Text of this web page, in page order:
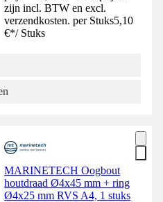
zijn incl. BTW en excl.
verzendkosten. per Stuks5,10
€*/ Stuks
MARINETECH Oogbout
houtdraad Ø4x45 mm + ring
Ø4x25 mm RVS A4, 1 stuks